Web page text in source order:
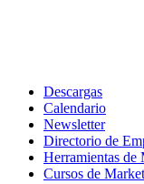
Descargas
Calendario
Newsletter
Directorio de
Herramientas de
Cursos de